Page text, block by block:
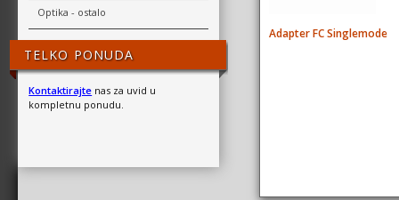
Optika - ostalo
TELKO PONUDA
Kontaktirajte nas za uvid u
kompletnu ponudu.
Adapter FC Singlemode